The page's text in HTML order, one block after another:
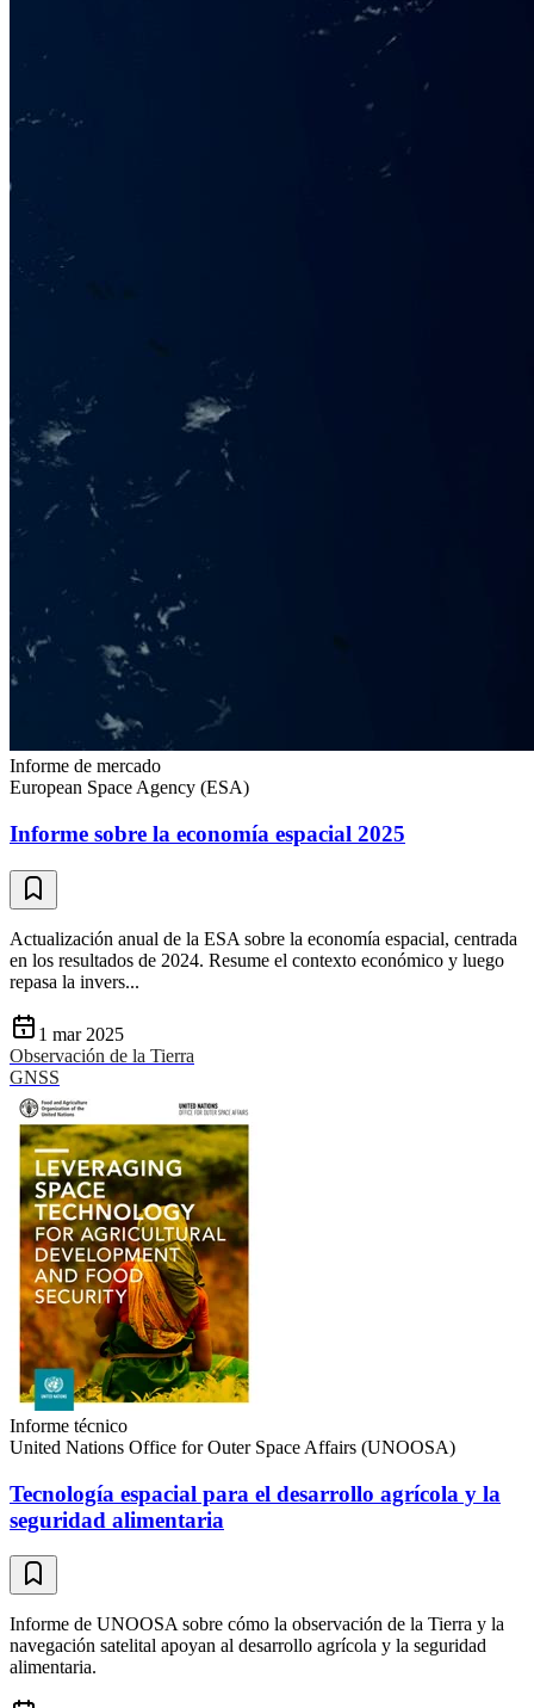
Informe de mercado
European Space Agency (ESA)
Informe sobre la economía espacial 2025
Actualización anual de la ESA sobre la economía espacial, centrada
en los resultados de 2024. Resume el contexto económico y luego
repasa la invers...
1 mar 2025
Observación de la Tierra
GNSS
Informe técnico
United Nations Office for Outer Space Affairs (UNOOSA)
Tecnología espacial para el desarrollo agrícola y la
seguridad alimentaria
Informe de UNOOSA sobre cómo la observación de la Tierra y la
navegación satelital apoyan al desarrollo agrícola y la seguridad
alimentaria.